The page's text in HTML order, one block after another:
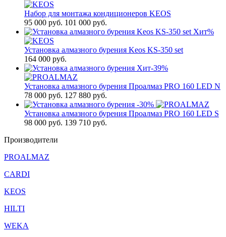
Набор для монтажа кондиционеров KEOS
95 000 руб. 101 000 руб.
Хит%
Установка алмазного бурения Keos KS-350 set
164 000 руб.
Хит-39%
Установка алмазного бурения Проалмаз PRO 160 LED N
78 000 руб. 127 880 руб.
-30%
Установка алмазного бурения Проалмаз PRO 160 LED S
98 000 руб. 139 710 руб.
Производители
PROALMAZ
CARDI
KEOS
HILTI
WEKA